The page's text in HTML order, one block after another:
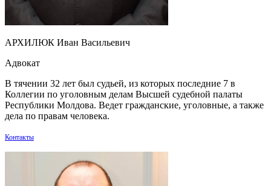
АРХИЛЮК Иван Васильевич
Адвокат
В тячении 32 лет был судьей, из которых последние 7 в
Коллегии по уголовным делам Высшей судебной палаты
Республики Молдова. Ведет гражданские, уголовные, а также
дела по правам человека.
Контакты